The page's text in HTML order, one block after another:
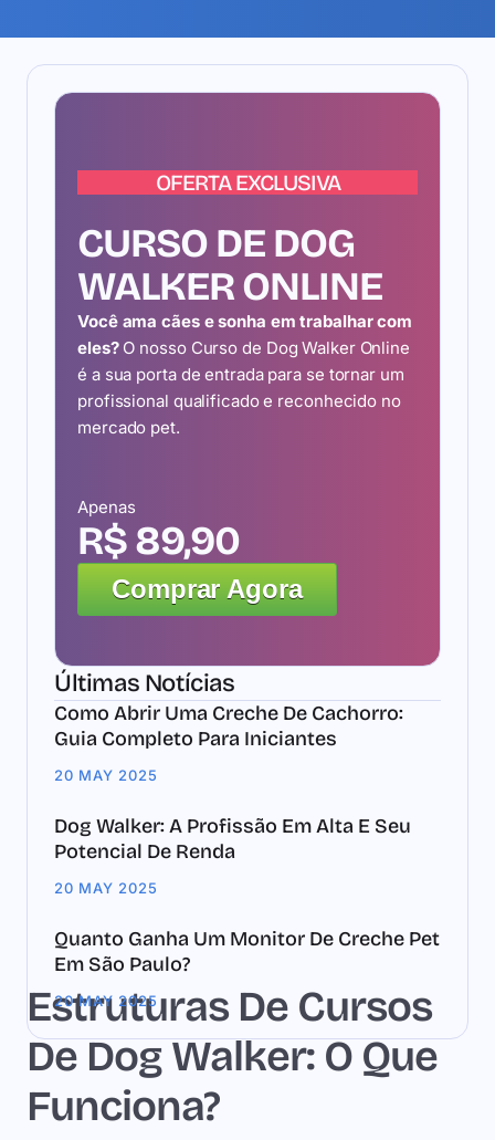
Estruturas De Cursos
De Dog Walker: O Que
Funciona?
OFERTA EXCLUSIVA
CURSO DE DOG
WALKER ONLINE
Você ama cães e sonha em trabalhar com
eles?O nosso Curso de Dog Walker Online
é a sua porta de entrada para se tornar um
profissional qualificado e reconhecido no
mercado pet.
Apenas
R$ 89,90
Comprar Agora
Últimas Notícias
Como Abrir Uma Creche De Cachorro:
Guia Completo Para Iniciantes
20 MAY 2025
Dog Walker: A Profissão Em Alta E Seu
Potencial De Renda
20 MAY 2025
Quanto Ganha Um Monitor De Creche Pet
Em São Paulo?
20 MAY 2025